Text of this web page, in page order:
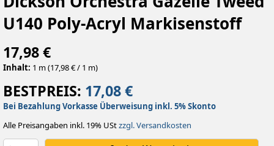
U140 Poly-Acryl Markisenstoff
17,98 €
Inhalt: 1 m (17,98 € / 1 m)
BESTPREIS: 17,08 €
Bei Bezahlung Vorkasse Überweisung inkl. 5% Skonto
Alle Preisangaben inkl. 19% UStzzgl. Versandkosten